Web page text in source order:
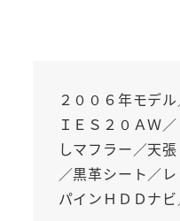
２００６年モデ
ＩＥＳ２０ＡＷ
しマフラー／天
／黒革シート／
パインＨＤＤナ